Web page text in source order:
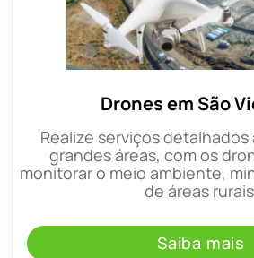
Drones em São
Realize serviços
grandes áreas, com os
monitorar o meio ambiente,
de áreas
Saiba mais